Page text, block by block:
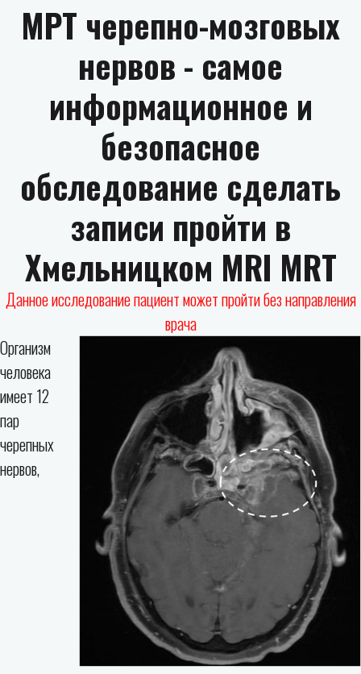
МРТ черепно-мозговых
нервов - самое
информационное и
безопасное
обследование сделать
записи пройти в
Хмельницком MRI MRT
Данное исследование пациент может пройти без направления
врача
Организм
человека
имеет 12
пар
черепных
нервов,